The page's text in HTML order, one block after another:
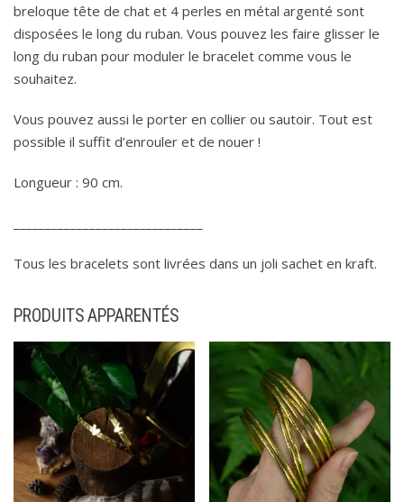
breloque tête de chat et 4 perles en métal argenté sont
disposées le long du ruban. Vous pouvez les faire glisser le
long du ruban pour moduler le bracelet comme vous le
souhaitez.
Vous pouvez aussi le porter en collier ou sautoir. Tout est
possible il suffit d’enrouler et de nouer !
Longueur : 90 cm.
Tous les bracelets sont livrées dans un joli sachet en kraft.
PRODUITS APPARENTÉS